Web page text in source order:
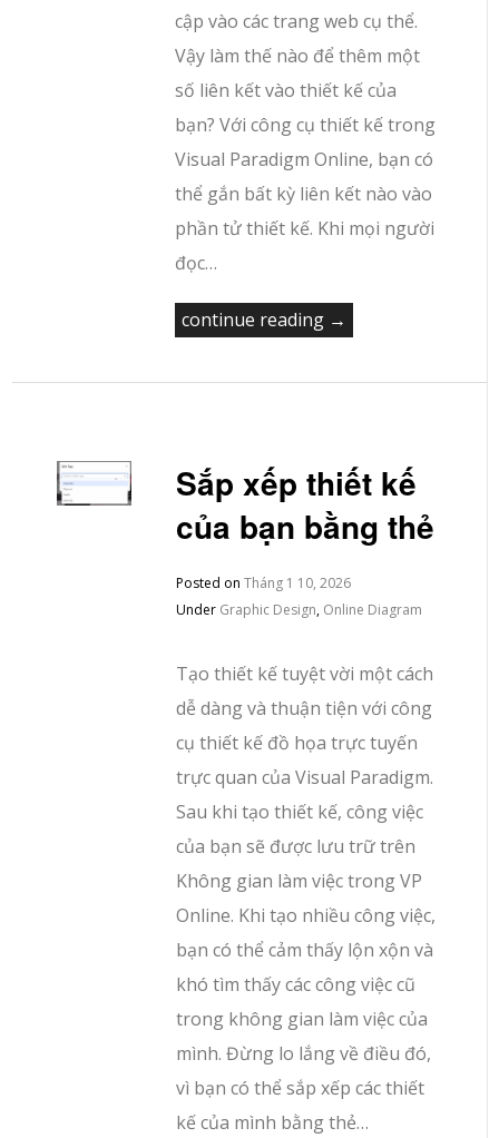
cập vào các trang web cụ thể.
Vậy làm thế nào để thêm một
số liên kết vào thiết kế của
bạn? Với công cụ thiết kế trong
Visual Paradigm Online, bạn có
thể gắn bất kỳ liên kết nào vào
phần tử thiết kế. Khi mọi người
đọc…
continue reading →
Sắp xếp thiết kế
của bạn bằng thẻ
Posted on Tháng 1 10, 2026
Under Graphic Design, Online Diagram
Tạo thiết kế tuyệt vời một cách
dễ dàng và thuận tiện với công
cụ thiết kế đồ họa trực tuyến
trực quan của Visual Paradigm.
Sau khi tạo thiết kế, công việc
của bạn sẽ được lưu trữ trên
Không gian làm việc trong VP
Online. Khi tạo nhiều công việc,
bạn có thể cảm thấy lộn xộn và
khó tìm thấy các công việc cũ
trong không gian làm việc của
mình. Đừng lo lắng về điều đó,
vì bạn có thể sắp xếp các thiết
kế của mình bằng thẻ…